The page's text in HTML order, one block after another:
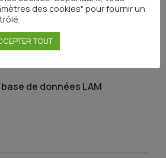
RÉGIONAUX DE
de données LAM
des cookies" pour fournir un
TOUT